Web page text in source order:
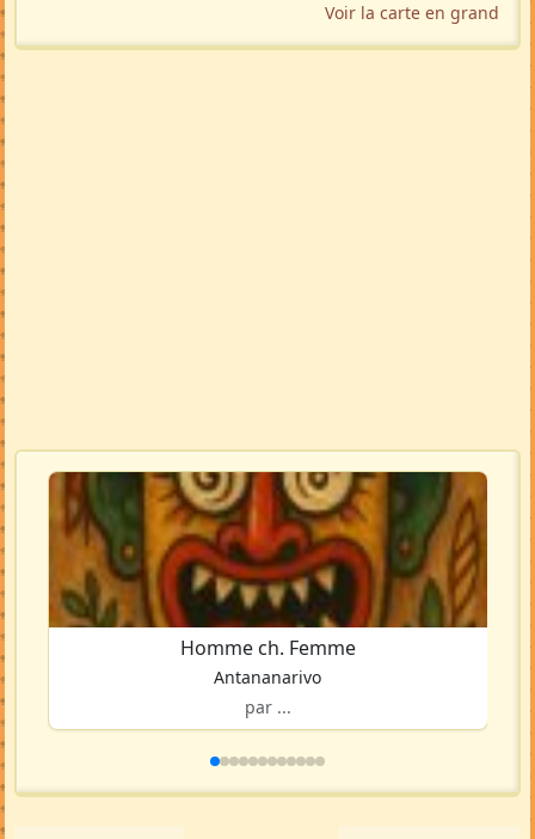
Voir la carte en grand
Homme ch. Femme
Antananarivo
par ...